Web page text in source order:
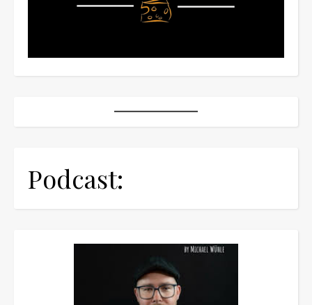
Podcast: